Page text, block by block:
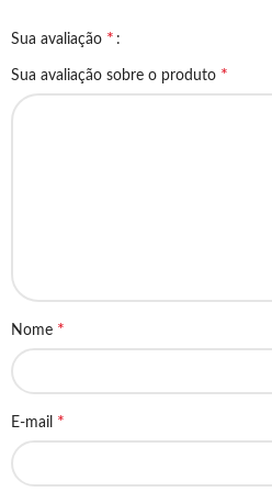
Sua avaliação *
Sua avaliação sobre o produto *
Nome *
E-mail *